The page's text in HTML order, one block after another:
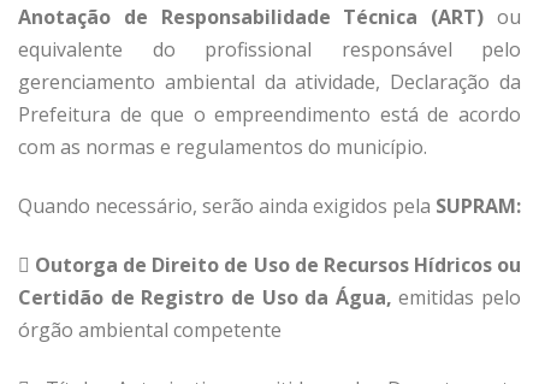
Anotação de Responsabilidade Técnica (ART) ou
equivalente do profissional responsável pelo
gerenciamento ambiental da atividade, Declaração da
Prefeitura de que o empreendimento está de acordo
com as normas e regulamentos do município.
Quando necessário, serão ainda exigidos pela SUPRAM:
 Outorga de Direito de Uso de Recursos Hídricos ou
Certidão de Registro de Uso da Água, emitidas pelo
órgão ambiental competente